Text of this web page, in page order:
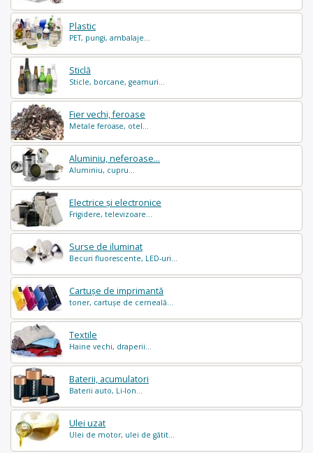
Plastic
PET, pungi, ambalaje...
Sticlă
Sticle, borcane, geamuri...
Fier vechi, feroase
Metale feroase, otel...
Aluminiu, neferoase...
Aluminiu, cupru...
Electrice și electronice
Frigidere, televizoare...
Surse de iluminat
Becuri fluorescente, LED-uri...
Cartușe de imprimantă
toner, cartușe de cerneală...
Textile
Haine vechi, draperii...
Baterii, acumulatori
Baterii auto, Li-Ion...
Ulei uzat
Ulei de motor, ulei de gătit...